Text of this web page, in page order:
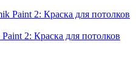
2: Краска для потолков